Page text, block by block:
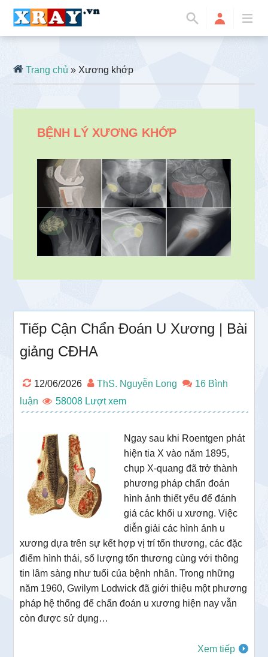
Trang chủ » Xương khớp
BỆNH LÝ XƯƠNG KHỚP
Tiếp Cận Chẩn Đoán U Xương | Bài
giảng CĐHA
12/06/2026 ThS. Nguyễn Long
16 Bình
luận
58008
Ngay sau khi Roentgen phát
hiện tia X vào năm 1895,
chụp X-quang đã trở thành
phương pháp chẩn đoán
hình ảnh thiết yếu để đánh
giá các khối u xương. Việc
diễn giải các hình ảnh u
xương dựa trên sự kết hợp vị trí tổn thương, các đặc
điểm hình thái, số lượng tổn thương cùng với thông
tin lâm sàng như tuổi của bệnh nhân. Trong những
năm 1960, Gwilym Lodwick đã giới thiệu một phương
pháp hệ thống để chẩn đoán u xương hiện nay vẫn
còn được sử dụng…
Xem tiếp